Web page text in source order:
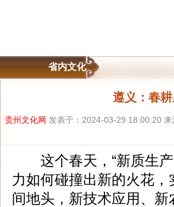
省内文化
遵义：春
贵州文化网 发表于：2024-03-29 18:00:20
这个春天，“新质生产
力如何碰撞出新的火花
间地头，新技术应用、